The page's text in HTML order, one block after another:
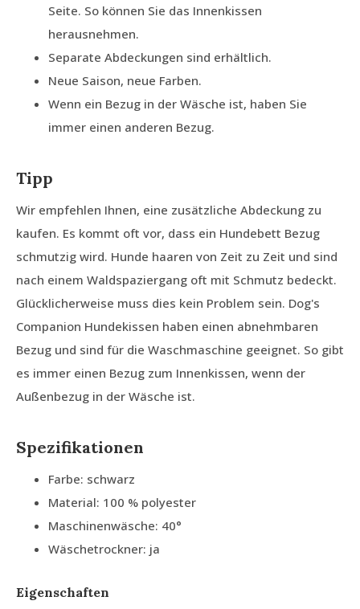
Seite. So können Sie das Innenkissen
herausnehmen.
Separate Abdeckungen sind erhältlich.
Neue Saison, neue Farben.
Wenn ein Bezug in der Wäsche ist, haben Sie
immer einen anderen Bezug.
Tipp
Wir empfehlen Ihnen, eine zusätzliche Abdeckung zu
kaufen. Es kommt oft vor, dass ein Hundebett Bezug
schmutzig wird. Hunde haaren von Zeit zu Zeit und sind
nach einem Waldspaziergang oft mit Schmutz bedeckt.
Glücklicherweise muss dies kein Problem sein. Dog's
Companion Hundekissen haben einen abnehmbaren
Bezug und sind für die Waschmaschine geeignet. So gibt
es immer einen Bezug zum Innenkissen, wenn der
Außenbezug in der Wäsche ist.
Spezifikationen
Farbe: schwarz
Material: 100 % polyester
Maschinenwäsche: 40°
Wäschetrockner: ja
Eigenschaften